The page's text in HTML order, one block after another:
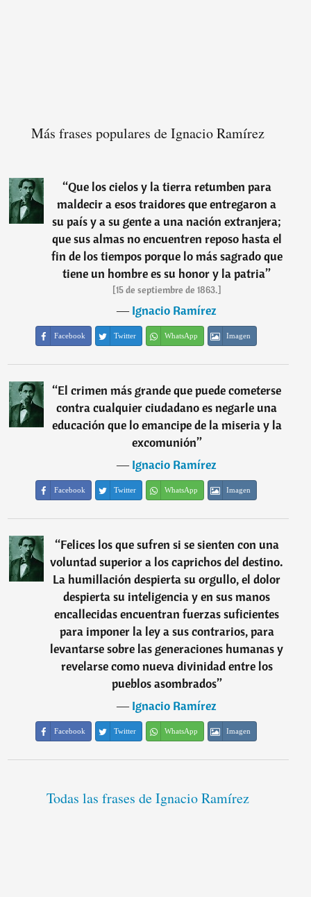
Más frases populares de Ignacio Ramírez
“Que los cielos y la tierra retumben para
maldecir a esos traidores que entregaron a
su país y a su gente a una nación extranjera;
que sus almas no encuentren reposo hasta el
fin de los tiempos porque lo más sagrado que
tiene un hombre es su honor y la patria”
[15 de septiembre de 1863.]
―Ignacio Ramírez
Facebook Twitter WhatsApp Imagen
“El crimen más grande que puede cometerse
contra cualquier ciudadano es negarle una
educación que lo emancipe de la miseria y la
excomunión”
―Ignacio Ramírez
Facebook Twitter WhatsApp Imagen
“Felices los que sufren si se sienten con una
voluntad superior a los caprichos del destino.
La humillación despierta su orgullo, el dolor
despierta su inteligencia y en sus manos
encallecidas encuentran fuerzas suficientes
para imponer la ley a sus contrarios, para
levantarse sobre las generaciones humanas y
revelarse como nueva divinidad entre los
pueblos asombrados”
―Ignacio Ramírez
Facebook Twitter WhatsApp Imagen
Todas las frases de Ignacio Ramírez